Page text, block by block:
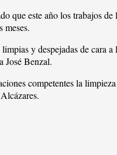
que este año los trabajos
meses.
y despejadas de cara
José Benzal.
competentes la